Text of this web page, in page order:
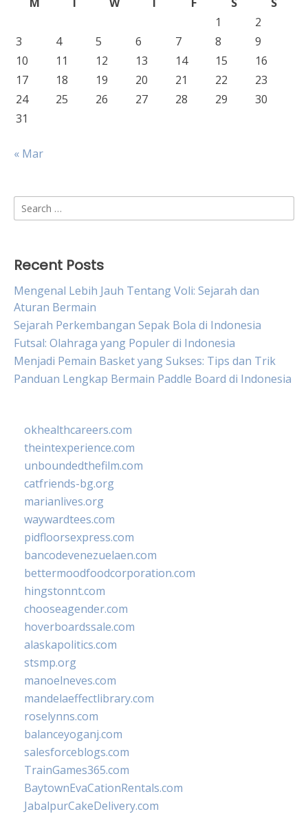
1
2
3
4 5 6 7 8
9
10
11 12 13 14 15
16
17
18 19 20 21 22
23
24
25 26 27 28 29
30
31
« Mar
Search
for:
Recent Posts
Mengenal Lebih Jauh Tentang Voli: Sejarah dan
Aturan Bermain
Sejarah Perkembangan Sepak Bola di Indonesia
Futsal: Olahraga yang Populer di Indonesia
Menjadi Pemain Basket yang Sukses: Tips dan Trik
Panduan Lengkap Bermain Paddle Board di Indonesia
okhealthcareers.com
theintexperience.com
unboundedthefilm.com
catfriends-bg.org
marianlives.org
waywardtees.com
pidfloorsexpress.com
bancodevenezuelaen.com
bettermoodfoodcorporation.com
hingstonnt.com
chooseagender.com
hoverboardssale.com
alaskapolitics.com
stsmp.org
manoelneves.com
mandelaeffectlibrary.com
roselynns.com
balanceyoganj.com
salesforceblogs.com
TrainGames365.com
BaytownEvaCationRentals.com
JabalpurCakeDelivery.com